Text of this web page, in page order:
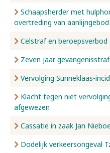
Schaapsherder met
overtreding van aanlijngebod
Celstraf en
Zeven jaar
Vervolging Sunneklaas-
Klacht tegen niet
afgewezen
Cassatie in zaak Jan
Dodelijk verkeersongeval